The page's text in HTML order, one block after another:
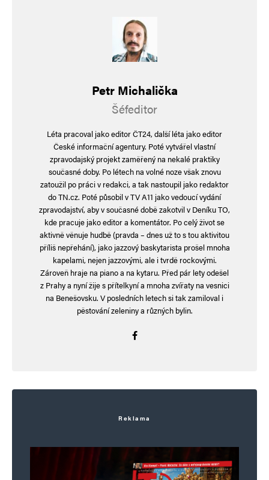
Petr Michalička
Šéfeditor
Léta pracoval jako editor ČT24, další léta jako editor
České informační agentury. Poté vytvářel vlastní
zpravodajský projekt zaměřený na nekalé praktiky
současné doby. Po létech na volné noze však znovu
zatoužil po práci v redakci, a tak nastoupil jako redaktor
do TN.cz. Poté působil v TV A11 jako vedoucí vydání
zpravodajství, aby v současné době zakotvil v Deníku TO,
kde pracuje jako editor a komentátor. Po celý život se
aktivně věnuje hudbě (pravda – dnes už to s tou aktivitou
příliš nepřehání), jako jazzový baskytarista prošel mnoha
kapelami, nejen jazzovými, ale i tvrdě rockovými.
Zároveň hraje na piano a na kytaru. Před pár lety odešel
z Prahy a nyní žije s přítelkyní a mnoha zvířaty na vesnici
na Benešovsku. V posledních letech si tak zamiloval i
pěstování zeleniny a různých bylin.
Reklama